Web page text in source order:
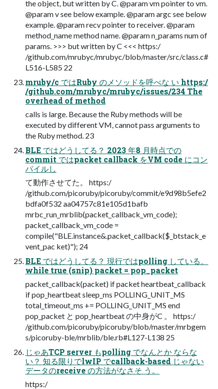
the object, but written by C. @param vm pointer to vm.
@param v see below example. @param argc see below
example. @param recv pointer to receiver. @param
method_name method name. @param n_params num of
params. >>> but written by C <<< https:/
/github.com/mrubyc/mrubyc/blob/master/src/class.c#
L516-L585 22
mruby/c ではRuby のメソッドを呼べな い https:/
/github.com/mrubyc/mrubyc/issues/234 The
overhead of method
calls is large. Because the Ruby methods will be
executed by different VM, cannot pass arguments to
the Ruby method. 23
BLE ではどうしてる？ 2023 年8 月時点での
commit ではpacket callback をVM code にコン
パイルし
て動作させてた。 https:/
/github.com/picoruby/picoruby/commit/e9d98b5efe2
bdfa0f532 aa04757c81e105d1bafb
mrbc_run_mrblib(packet_callback_vm_code);
packet_callback_vm_code =
compile("BLE.instance&.packet_callback($_btstack_e
vent_pac ket)"); 24
BLE ではどうしてる？ 現行ではpolling している。
while true (snip) packet = pop_packet
packet_callback(packet) if packet heartbeat_callback
if pop_heartbeat sleep_ms POLLING_UNIT_MS
total_timeout_ms += POLLING_UNIT_MS end
pop_packet と pop_heartbeat の中身がC 。 https:/
/github.com/picoruby/picoruby/blob/master/mrbgem
s/picoruby-ble/mrblib/ble.rb#L127-L138 25
じゃあTCP server もpolling でなんとか ならな
い？ 知る限りでlwIP でcallback-based じゃない
データのreceive の方法がなさそ う。
https:/